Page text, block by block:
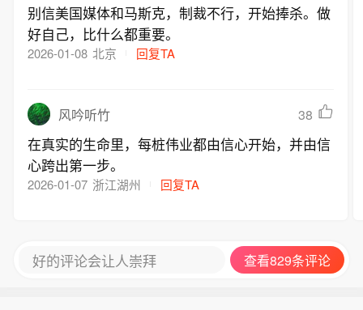
别信美国媒体和马斯克，制裁不行，开始捧杀。做
好自己，比什么都重要。
2026-01-08 北京 回复TA
风吟听竹 38
在真实的生命里，每桩伟业都由信心开始，并由信
心跨出第一步。
2026-01-07 浙江湖州 回复TA
好的评论会让人崇拜 查看829条评论